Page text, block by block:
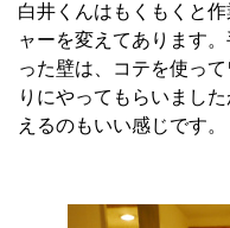
白井くんはもくもくと
ャーを変えてあります
った壁は、コテを使っ
りにやってもらいまし
えるのもいい感じです。